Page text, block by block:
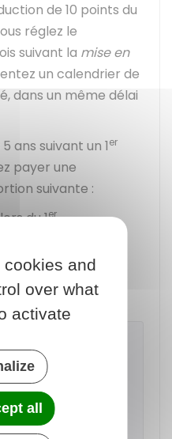
de 10 points du
réglez le
suivant la mise en
un calendrier de
dans un même délai
ans suivant un 1er
payer une
suivante :
du 1er
du 1er
40 %.
des données
dissimulées
le
sur ces données
and
over what
activate
all